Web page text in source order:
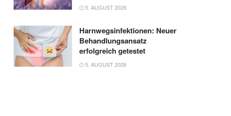
5. AUGUST 2026
Harnwegsinfektionen: Neuer
Behandlungsansatz
erfolgreich getestet
5. AUGUST 2026